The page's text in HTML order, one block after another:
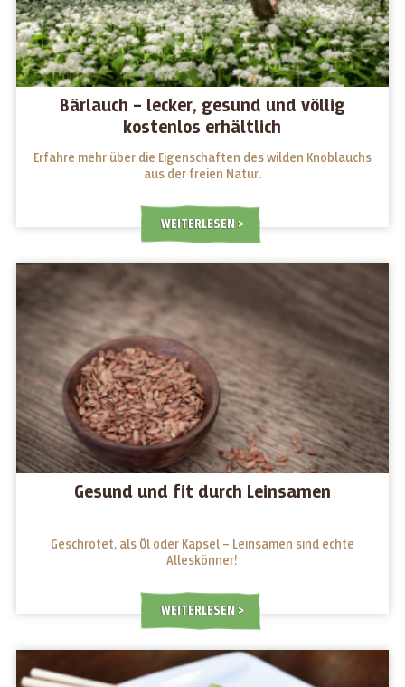
Bärlauch – lecker, gesund und völlig
kostenlos erhältlich
Erfahre mehr über die Eigenschaften des wilden Knoblauchs
aus der freien Natur.
WEITERLESEN
Gesund und fit durch Leinsamen
Geschrotet, als Öl oder Kapsel – Leinsamen sind echte
Alleskönner!
WEITERLESEN